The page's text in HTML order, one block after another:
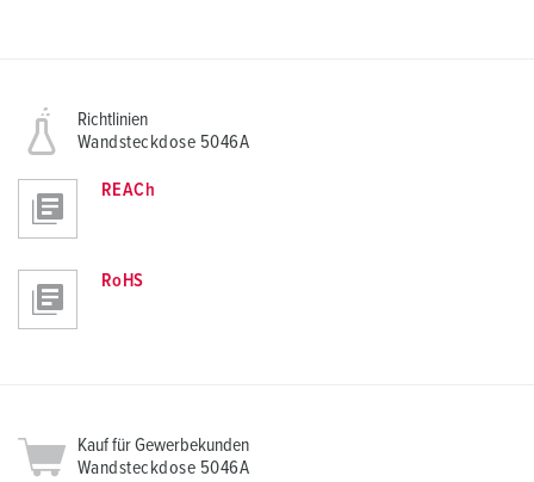
Richtlinien
Wandsteckdose 5046A
REACh
RoHS
Kauf für Gewerbekunden
Wandsteckdose 5046A